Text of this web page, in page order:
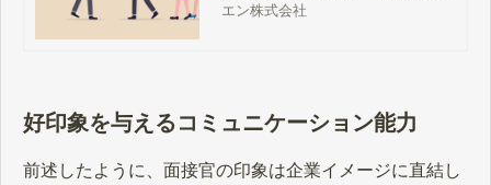
保できない」「選考辞退・内定辞退
エン株式会社
好印象を与えるコミュニケーション能力
前述したように、面接官の印象は企業イメージに直結し